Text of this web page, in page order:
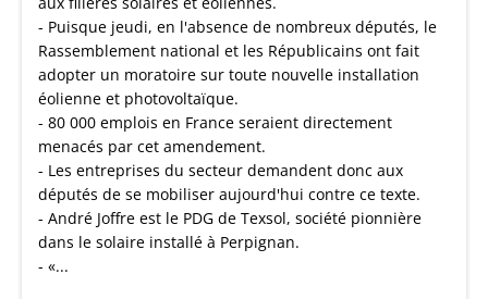
- Puisque jeudi, en l'absence de nombreux députés, le
Rassemblement national et les Républicains ont fait
adopter un moratoire sur toute nouvelle installation
éolienne et photovoltaïque.
- 80 000 emplois en France seraient directement
menacés par cet amendement.
- Les entreprises du secteur demandent donc aux
députés de se mobiliser aujourd'hui contre ce texte.
- André Joffre est le PDG de Texsol, société pionnière
dans le solaire installé à Perpignan.
- «...